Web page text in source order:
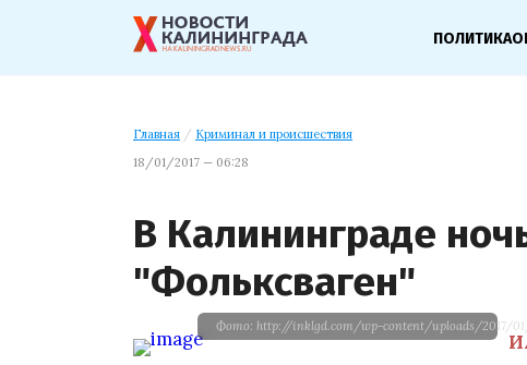
ПОЛИТИКА
Главная / Криминал и происшествия
18/01/2017 — 06:28
В Калининграде
"Фольксваген"
Фото: http://inklgd.com/wp-content/uploads/2017/01/